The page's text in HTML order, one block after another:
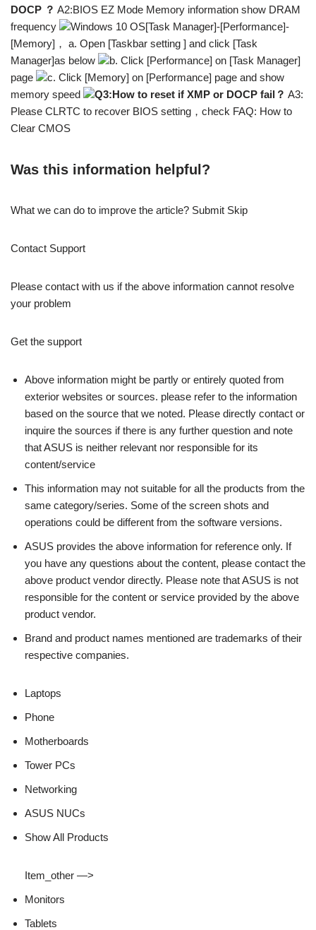
DOCP ？ A2:BIOS EZ Mode Memory information show DRAM
frequency
Windows 10 OS[Task Manager]-[Performance]-
[Memory]， a. Open [Taskbar setting ] and click [Task
Manager]as below
b. Click [Performance] on [Task Manager]
page
c. Click [Memory] on [Performance] page and show
memory speed
Q3:How to reset if XMP or DOCP fail？ A3:
Please CLRTC to recover BIOS setting，check FAQ: How to
Clear CMOS
Was this information helpful?
What we can do to improve the article? Submit Skip
Contact Support
Please contact with us if the above information cannot resolve
your problem
Get the support
Above information might be partly or entirely quoted from
exterior websites or sources. please refer to the information
based on the source that we noted. Please directly contact or
inquire the sources if there is any further question and note
that ASUS is neither relevant nor responsible for its
content/service
This information may not suitable for all the products from the
same category/series. Some of the screen shots and
operations could be different from the software versions.
ASUS provides the above information for reference only. If
you have any questions about the content, please contact the
above product vendor directly. Please note that ASUS is not
responsible for the content or service provided by the above
product vendor.
Brand and product names mentioned are trademarks of their
respective companies.
Laptops
Phone
Motherboards
Tower PCs
Networking
ASUS NUCs
Show All Products
Item_other —>
Monitors
Tablets